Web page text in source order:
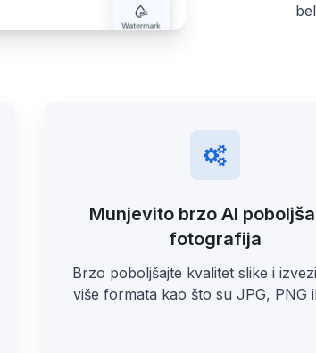
Munjevito brzo AI
fotografija
Brzo poboljšajte kvalitet slike i
više formata kao što su JPG, PNG